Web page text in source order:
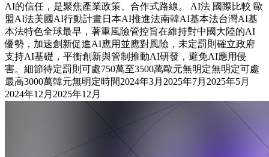
AI的信任，是聚焦產業政策、合作式路線。 AI法 國際比較 歐
盟AI法美國AI行動計畫日本AI推進法南韓AI基本法台灣AI基
本法特色全球最早，著重風險管控旨在維持對中國大陸的AI
優勢，加速創新促進AI應用並應對風險，未定罰則確立政府
支持AI基礎，平衡創新與管制推動AI研發，避免AI應用侵
害。細節待定罰則可處750萬至3500萬歐元無明定無明定可處
最高3000萬韓元無明定時間2024年3月2025年7月2025年5月
2024年12月2025年12月